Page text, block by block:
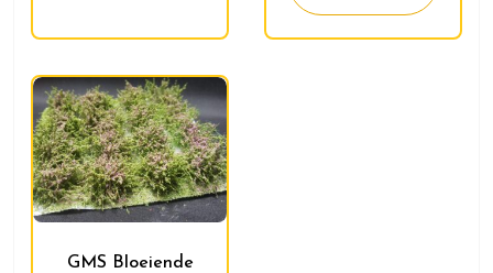
GMS Bloeiende